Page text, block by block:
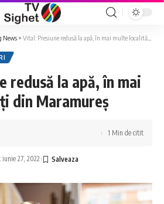
News > Vital: Presiune redusă la apă, în mai multe localități din Maramureș
redusă la apă, în mai
din Maramureș
27, 2022
1 Min de citit